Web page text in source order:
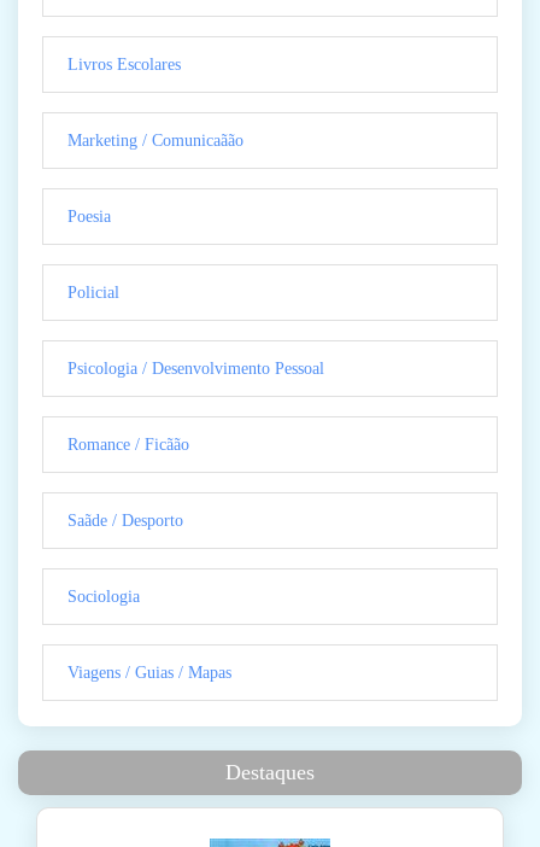
Livros Escolares
Marketing / Comunicaãão
Poesia
Policial
Psicologia / Desenvolvimento Pessoal
Romance / Ficãão
Saãde / Desporto
Sociologia
Viagens / Guias / Mapas
Destaques